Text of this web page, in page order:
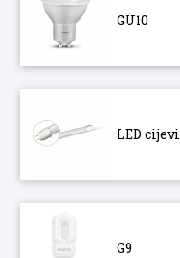
GU10
LED cijevi
G9